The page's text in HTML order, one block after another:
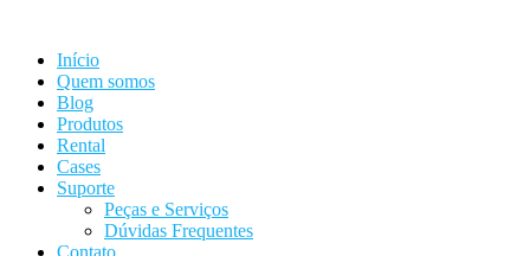
conteúdo
Início
Quem somos
Blog
Produtos
Rental
Cases
Suporte
Peças e Serviços
Dúvidas Frequentes
Contato